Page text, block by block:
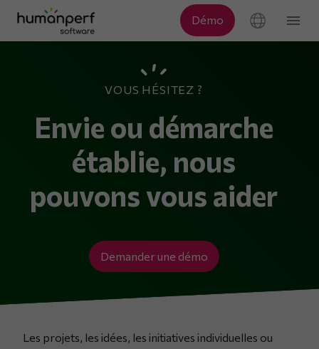
VOUS HÉSITEZ ?
Envie ou démarche
établie, nous
pouvons vous aider
Demander une démo
Les projets, les idées, les initiatives individuelles ou